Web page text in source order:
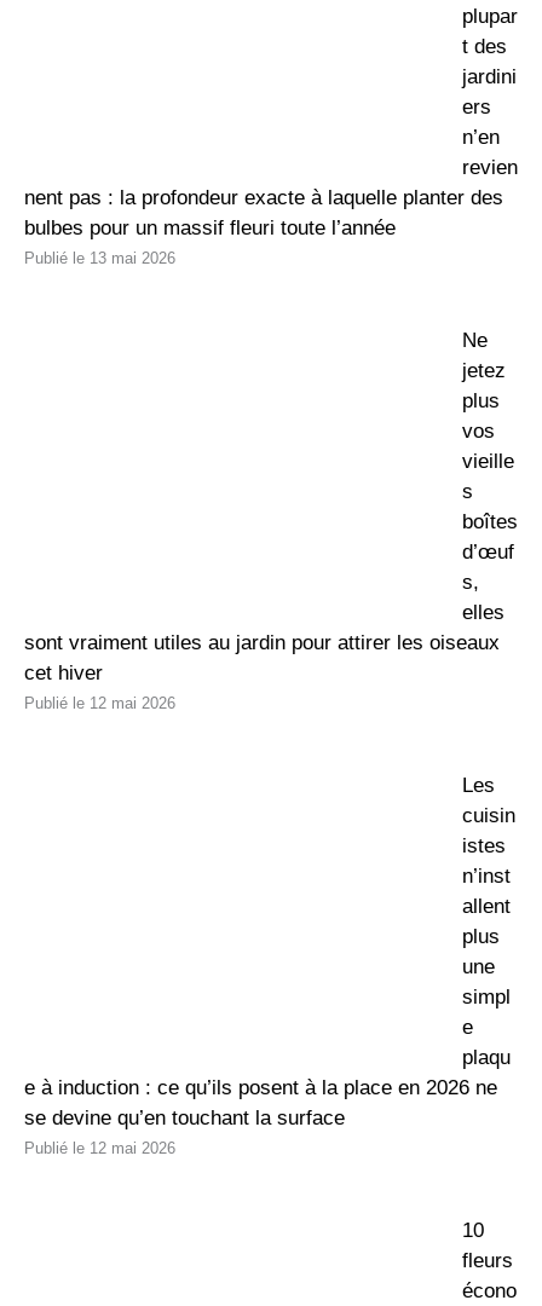
plupar
t des
jardini
ers
n’en
revien
nent pas : la profondeur exacte à laquelle planter des
bulbes pour un massif fleuri toute l’année
13 mai 2026
Ne
jetez
plus
vos
vieille
s
boîtes
d’œuf
s,
elles
sont vraiment utiles au jardin pour attirer les oiseaux
cet hiver
12 mai 2026
Les
cuisin
istes
n’inst
allent
plus
une
simpl
e
plaqu
e à induction : ce qu’ils posent à la place en 2026 ne
se devine qu’en touchant la surface
12 mai 2026
10
fleurs
écono